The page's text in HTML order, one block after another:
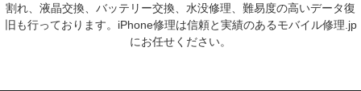
割れ、液晶交換、バッテリー交換、水没修理、難易度の高いデータ復
旧も行っております。iPhone修理は信頼と実績のあるモバイル修理.jp
にお任せください。